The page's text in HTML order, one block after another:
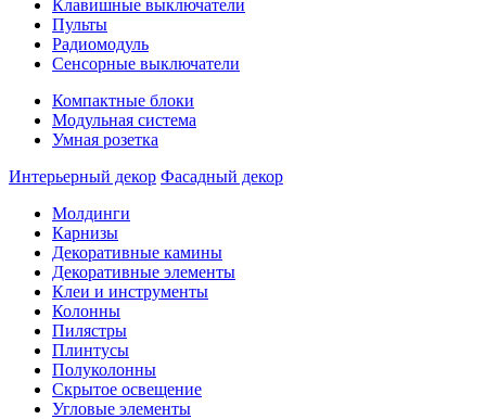
Клавишные выключатели
Пульты
Радиомодуль
Сенсорные выключатели
Компактные блоки
Модульная система
Умная розетка
Интерьерный декор Фасадный декор
Молдинги
Карнизы
Декоративные камины
Декоративные элементы
Клеи и инструменты
Колонны
Пилястры
Плинтусы
Полуколонны
Скрытое освещение
Угловые элементы